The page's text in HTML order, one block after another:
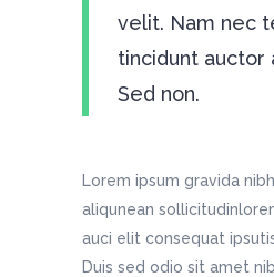
velit. Nam nec
tincidunt auctor
Sed non.
Lorem ipsum gravida
aliqunean
auci elit consequat
Duis sed odio sit amet